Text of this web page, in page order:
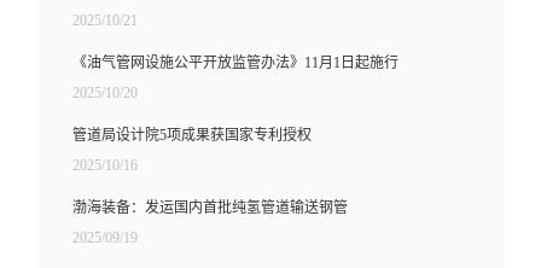
2025/10/21
《油气管网设施公平开放监管办法》11月1日起施行
2025/10/20
管道局设计院5项成果获国家专利授权
2025/10/16
渤海装备：发运国内首批纯氢管道输送钢管
2025/09/19